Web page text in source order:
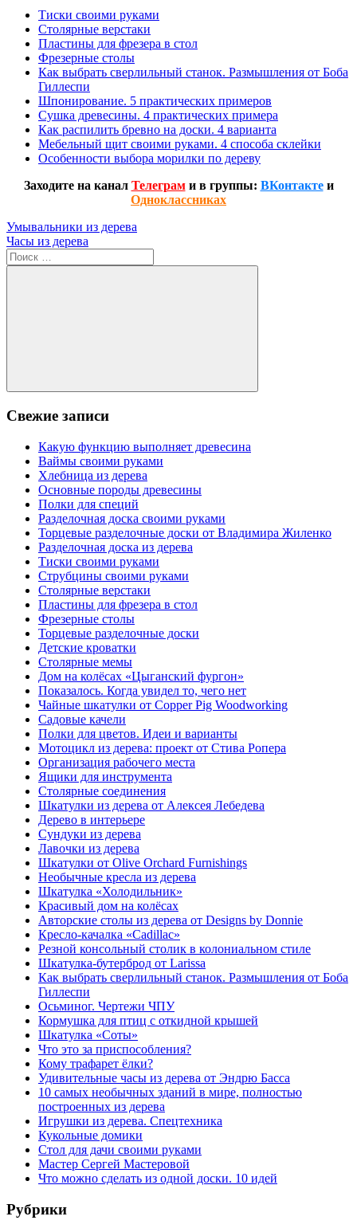
Тиски своими руками
Столярные верстаки
Пластины для фрезера в стол
Фрезерные столы
Как выбрать сверлильный станок. Размышления от Боба
Гиллеспи
Шпонирование. 5 практических примеров
Сушка древесины. 4 практических примера
Как распилить бревно на доски. 4 варианта
Мебельный щит своими руками. 4 способа склейки
Особенности выбора морилки по дереву
Заходите на канал Телеграми в группы: ВКонтактеи
Одноклассниках
Навигация
по
записям
Предыдущая
запись:
Умывальники из дерева
Следующая
запись:
Часы из дерева
Поиск
для:
Поиск
Свежие записи
Какую функцию выполняет древесина
Ваймы своими руками
Хлебница из дерева
Основные породы древесины
Полки для специй
Разделочная доска своими руками
Торцевые разделочные доски от Владимира Жиленко
Разделочная доска из дерева
Тиски своими руками
Струбцины своими руками
Столярные верстаки
Пластины для фрезера в стол
Фрезерные столы
Торцевые разделочные доски
Детские кроватки
Столярные мемы
Дом на колёсах «Цыганский фургон»
Показалось. Когда увидел то, чего нет
Чайные шкатулки от Copper Pig Woodworking
Садовые качели
Полки для цветов. Идеи и варианты
Мотоцикл из дерева: проект от Стива Ропера
Организация рабочего места
Ящики для инструмента
Столярные соединения
Шкатулки из дерева от Алексея Лебедева
Дерево в интерьере
Сундуки из дерева
Лавочки из дерева
Шкатулки от Olive Orchard Furnishings
Необычные кресла из дерева
Шкатулка «Холодильник»
Красивый дом на колёсах
Авторские столы из дерева от Designs by Donnie
Кресло-качалка «Cadillac»
Резной консольный столик в колониальном стиле
Шкатулка-бутерброд от Larissa
Как выбрать сверлильный станок. Размышления от Боба
Гиллеспи
Осьминог. Чертежи ЧПУ
Кормушка для птиц с откидной крышей
Шкатулка «Соты»
Что это за приспособления?
Кому трафарет ёлки?
Удивительные часы из дерева от Эндрю Басса
10 самых необычных зданий в мире, полностью
построенных из дерева
Игрушки из дерева. Спецтехника
Кукольные домики
Стол для дачи своими руками
Мастер Сергей Мастеровой
Что можно сделать из одной доски. 10 идей
Рубрики